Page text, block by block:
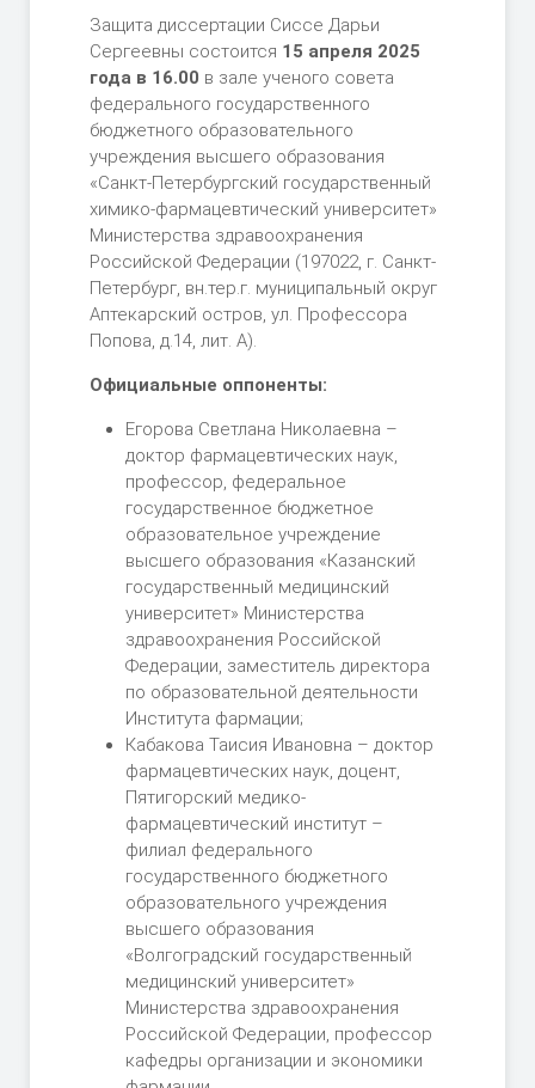
Защита диссертации Сиссе Дарьи
Сергеевны состоится 15 апреля 2025
года в 16.00 в зале ученого совета
федерального государственного
бюджетного образовательного
учреждения высшего образования
«Санкт-Петербургский государственный
химико-фармацевтический университет»
Министерства здравоохранения
Российской Федерации (197022, г. Санкт-
Петербург, вн.тер.г. муниципальный округ
Аптекарский остров, ул. Профессора
Попова, д.14, лит. А).
Официальные оппоненты:
Егорова Светлана Николаевна –
доктор фармацевтических наук,
профессор, федеральное
государственное бюджетное
образовательное учреждение
высшего образования «Казанский
государственный медицинский
университет» Министерства
здравоохранения Российской
Федерации, заместитель директора
по образовательной деятельности
Института фармации;
Кабакова Таисия Ивановна – доктор
фармацевтических наук, доцент,
Пятигорский медико-
фармацевтический институт –
филиал федерального
государственного бюджетного
образовательного учреждения
высшего образования
«Волгоградский государственный
медицинский университет»
Министерства здравоохранения
Российской Федерации, профессор
кафедры организации и экономики